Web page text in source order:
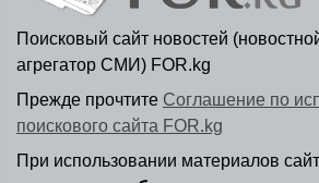
Поисковый сайт новостей
агрегатор СМИ) FOR.kg
Прежде прочтите Соглашение по
поискового сайта FOR.kg
При использовании материалов